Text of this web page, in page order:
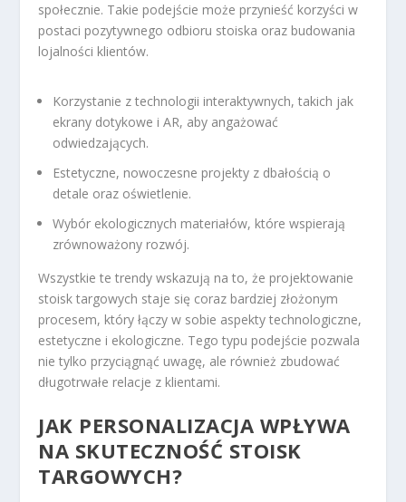
społecznie. Takie podejście może przynieść korzyści w
postaci pozytywnego odbioru stoiska oraz budowania
lojalności klientów.
Korzystanie z technologii interaktywnych, takich jak
ekrany dotykowe i AR, aby angażować
odwiedzających.
Estetyczne, nowoczesne projekty z dbałością o
detale oraz oświetlenie.
Wybór ekologicznych materiałów, które wspierają
zrównoważony rozwój.
Wszystkie te trendy wskazują na to, że projektowanie
stoisk targowych staje się coraz bardziej złożonym
procesem, który łączy w sobie aspekty technologiczne,
estetyczne i ekologiczne. Tego typu podejście pozwala
nie tylko przyciągnąć uwagę, ale również zbudować
długotrwałe relacje z klientami.
JAK PERSONALIZACJA WPŁYWA
NA SKUTECZNOŚĆ STOISK
TARGOWYCH?